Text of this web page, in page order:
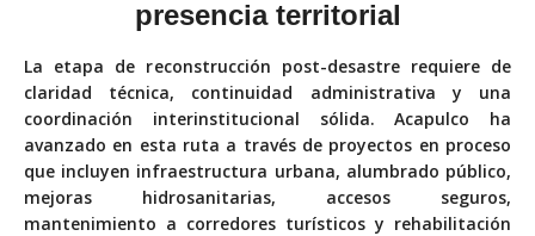
presencia territorial
La etapa de reconstrucción post-desastre requiere de
claridad técnica, continuidad administrativa y una
coordinación interinstitucional sólida. Acapulco ha
avanzado en esta ruta a través de proyectos en proceso
que incluyen infraestructura urbana, alumbrado público,
mejoras hidrosanitarias, accesos seguros,
mantenimiento a corredores turísticos y rehabilitación